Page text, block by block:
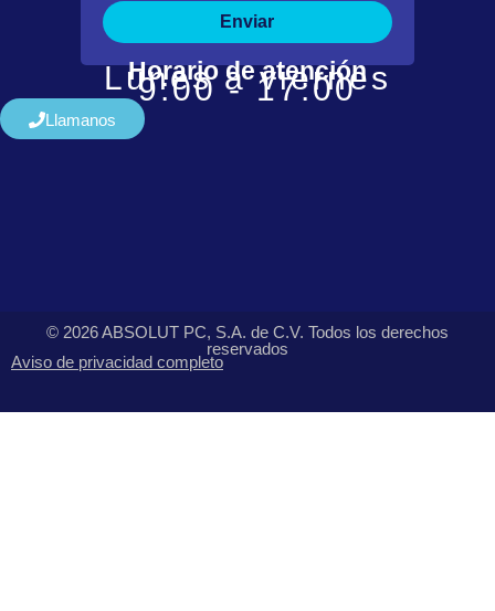
Enviar
Horario de atención
Lunes a viernes
9:00 - 17:00
Llamanos
© 2026 ABSOLUT PC, S.A. de C.V. Todos los derechos
reservados
Aviso de privacidad completo